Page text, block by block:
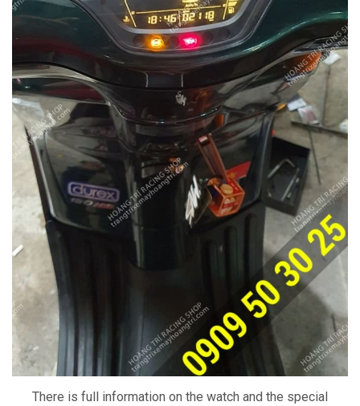
There is full information on the watch and the special